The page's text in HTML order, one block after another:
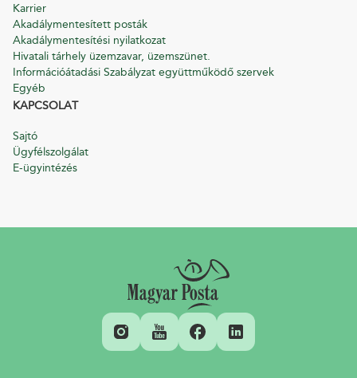
Karrier
Akadálymentesített posták
Akadálymentesítési nyilatkozat
Hivatali tárhely üzemzavar, üzemszünet.
Információátadási Szabályzat együttműködő szervek
Egyéb
KAPCSOLAT
Sajtó
Ügyfélszolgálat
E-ügyintézés